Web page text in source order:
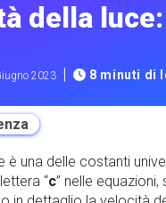
della
2023 | 8 minuti di
è una delle costanti
“c” nelle